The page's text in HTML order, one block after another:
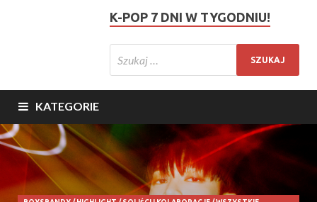
K-POP 7 DNI W TYGODNIU!
KATEGORIE